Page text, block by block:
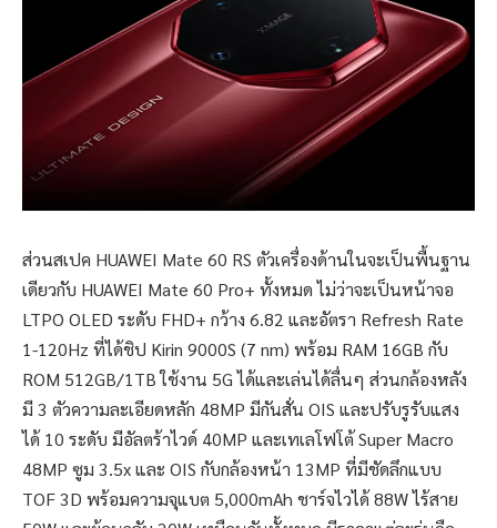
ส่วนสเปค HUAWEI Mate 60 RS ตัวเครื่องด้านในจะเป็นพื้นฐาน
เดียวกับ HUAWEI Mate 60 Pro+ ทั้งหมด ไม่ว่าจะเป็นหน้าจอ
LTPO OLED ระดับ FHD+ กว้าง 6.82 และอัตรา Refresh Rate
1-120Hz ที่ได้ชิป Kirin 9000S (7 nm) พร้อม RAM 16GB กับ
ROM 512GB/1TB ใช้งาน 5G ได้และเล่นได้ลื่นๆ ส่วนกล้องหลัง
มี 3 ตัวความละเอียดหลัก 48MP มีกันสั่น OIS และปรับรูรับแสง
ได้ 10 ระดับ มีอัลตร้าไวด์ 40MP และเทเลโฟโต้ Super Macro
48MP ซูม 3.5x และ OIS กับกล้องหน้า 13MP ที่มีชัดลึกแบบ
TOF 3D พร้อมความจุแบต 5,000mAh ชาร์จไวได้ 88W ไร้สาย